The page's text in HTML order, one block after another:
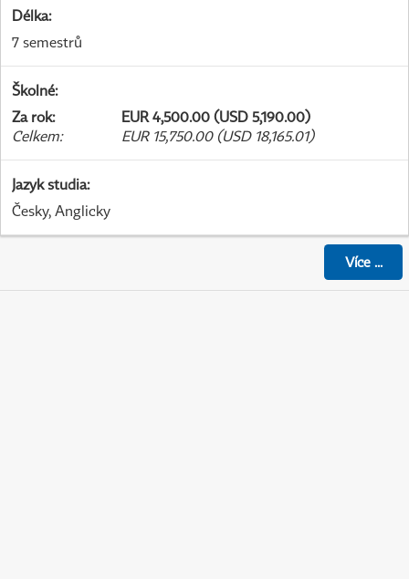
Délka:
7 semestrů
Školné:
Za rok:
EUR 4,500.00 (USD 5,190.00)
Celkem: EUR 15,750.00 (USD 18,165.01)
Jazyk studia:
Česky, Anglicky
Více...